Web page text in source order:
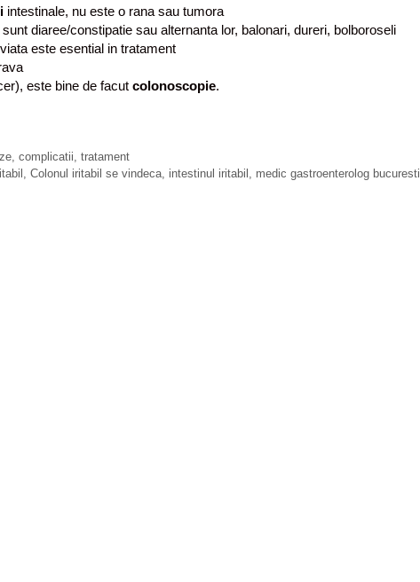
intestinale, nu este o rana sau tumora
diaree/constipatie sau alternanta lor, balonari, dureri, bolboroseli
este esential in tratament
este bine de facut colonoscopie.
complicatii, tratament
Colonul iritabil se vindeca, intestinul iritabil medic gastroenterolog bucuresti